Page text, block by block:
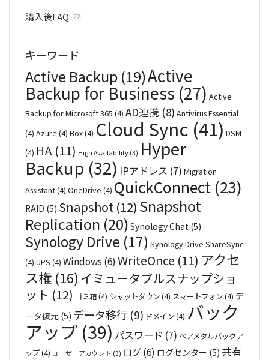
購入後FAQ 22
キーワード
Active Backup (19)Active
Backup for Business (27) Active
Backup for Microsoft 365 (4) AD連携 (8) Antivirus Essential
(4) Azure (4) Box(4) Cloud Sync (41) DSM
(4) HA (11) High Availability (3) Hyper
Backup (32) IPアドレス (7) Migration
Assistant(4) OneDrive (4) QuickConnect (23)
RAID (5) Snapshot (12) Snapshot
Replication (20) Synology Chat (5)
Synology Drive (17) Synology Drive ShareSync
(4) UPS (4) Windows (6) WriteOnce (11) アクセ
ス権 (16) イミュータブルスナップショ
ット (12) ゴミ箱(4) シャットダウン(4) スマートフォン(4) デ
ータ復元 (5) データ移行 (9) ドメイン(4) バック
アップ (39) パスワード (7) ベアメタルバックア
ップ(4) ユーザーアカウント (3) ログ(6) ログセンター (5) 共有